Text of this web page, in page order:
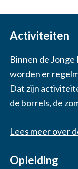
Activiteiten
Binnen de
worden er
Dat zijn
de borrels, de
Lees meer over
Opleiding